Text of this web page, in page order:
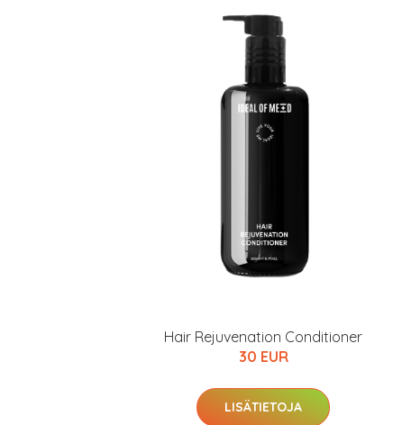
Hair Rejuvenation Conditioner
30 EUR
LISÄTIETOJA